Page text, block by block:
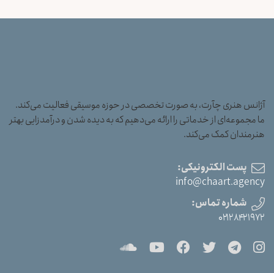
آژانس هنری چآرت، به صورت تخصصی در حوزه موسیقی فعالیت می‌کند.
ما مجموعه‌ای از خدماتی را ارائه می‌دهیم که به دیده شدن و درآمدزایی بهتر
هنرمندان کمک می‌کند.
پست الکترونیکی:
info@chaart.agency
شماره تماس:
۰۲۱۲۸۴۲۱۹۷۲